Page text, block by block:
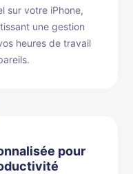
sur votre iPhone,
une gestion
heures de travail
pour